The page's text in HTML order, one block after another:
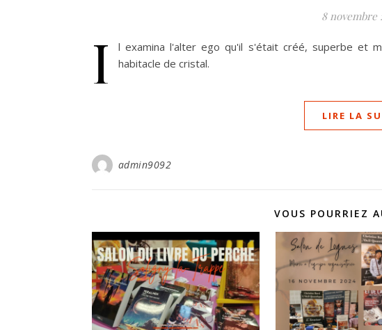
8 novembre
I
l examina l'alter ego qu'il s'était créé, superbe et
habitacle de cristal.
LIRE LA
admin9092
VOUS POURRIEZ